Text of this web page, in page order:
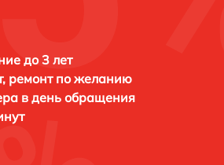
до 3 лет
ремонт по желанию
в день обращения